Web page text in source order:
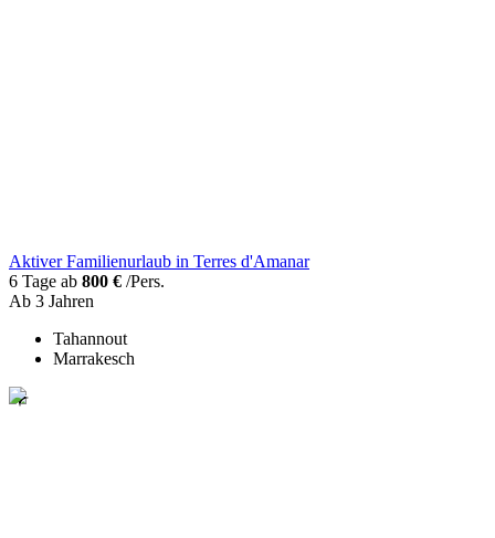
Aktiver Familienurlaub in Terres d'Amanar
6 Tage ab 800 € /Pers.
Ab 3 Jahren
Tahannout
Marrakesch